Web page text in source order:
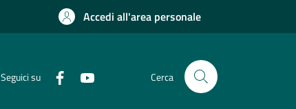
Accedi all'area personale
Seguici su Cerca